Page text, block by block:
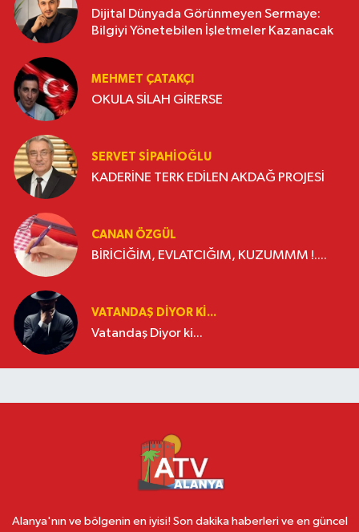
Dijital Dünyada Görünmeyen Sermaye:
Bilgiyi Yönetebilen İşletmeler Kazanacak
MEHMET ÇATAKÇI
OKULA SİLAH GİRERSE
SERVET SİPAHİOĞLU
KADERİNE TERK EDİLEN AKDAĞ PROJESİ
CANAN ÖZGÜL
BİRİCİĞİM, EVLATCIĞIM, KUZUMMM !....
VATANDAŞ DIYOR KI...
Vatandaş Diyor ki...
Alanya'nın ve bölgenin en iyisi! Son dakika haberleri ve en güncel